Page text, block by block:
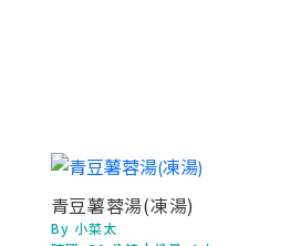
青豆薯蓉湯(凍湯)
By 小菜太